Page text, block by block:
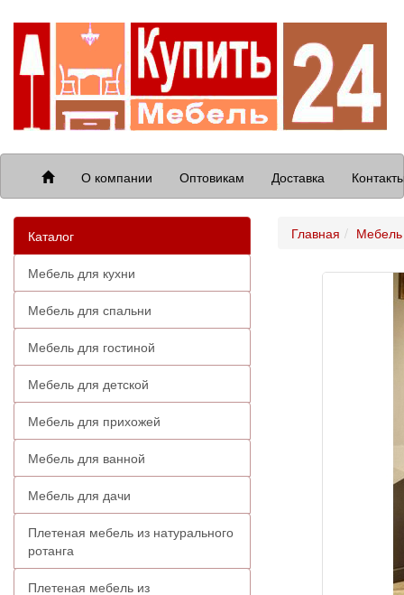
О компании Оптовикам Доставка
Каталог
Мебель для кухни
Мебель для спальни
Мебель для гостиной
Мебель для детской
Мебель для прихожей
Мебель для ванной
Мебель для дачи
Плетеная мебель из натурального
ротанга
Плетеная мебель из
Главная